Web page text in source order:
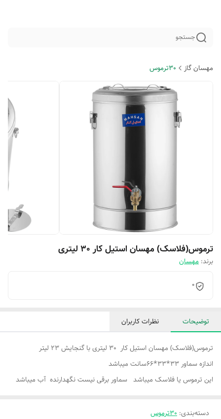
جستجو
مهسان گاز 30ترموس
ترموس(فلاسک) مهسان استیل کار 30 لیتری
برند: مهسان
0
توضیحات نظرات کاربران
ترموس(فلاسک) مهسان استیل کار 30 لیتری با گنجایش 23 لیتر
اندازه سماور 33*33*66سانت میباشد
این ترموس یا فلاسک میباشد سماور برقی نیست نگهدارنده آب میباشد
دسته‌بندی: 30ترموس